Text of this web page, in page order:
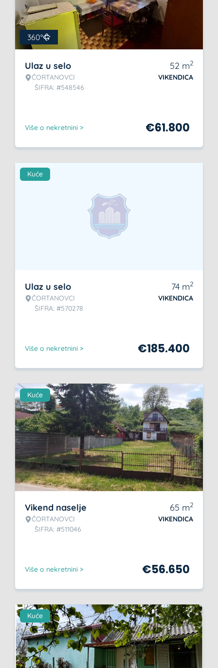
360°
Ulaz u selo
ČORTANOVCI
ŠIFRA: #548546
52 m2
VIKENDICA
Više o nekretnini > €61.800
Kuće
Ulaz u selo
ČORTANOVCI
ŠIFRA: #570278
74 m2
VIKENDICA
Više o nekretnini > €185.400
Kuće
Vikend naselje
ČORTANOVCI
ŠIFRA: #511046
65 m2
VIKENDICA
Više o nekretnini > €56.650
Kuće